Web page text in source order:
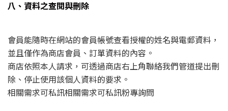
八、資料之查閱與刪除
會員能隨時在網站的會員帳號查看授權的姓名與電郵資料，
並且僅作為商店會員、訂單資料的內容。
商店依照本人請求，可透過商店右上角聯絡我們管道提出刪
除、停止使用該個人資料的要求。
相關需求可私訊相關需求可私訊粉專詢問